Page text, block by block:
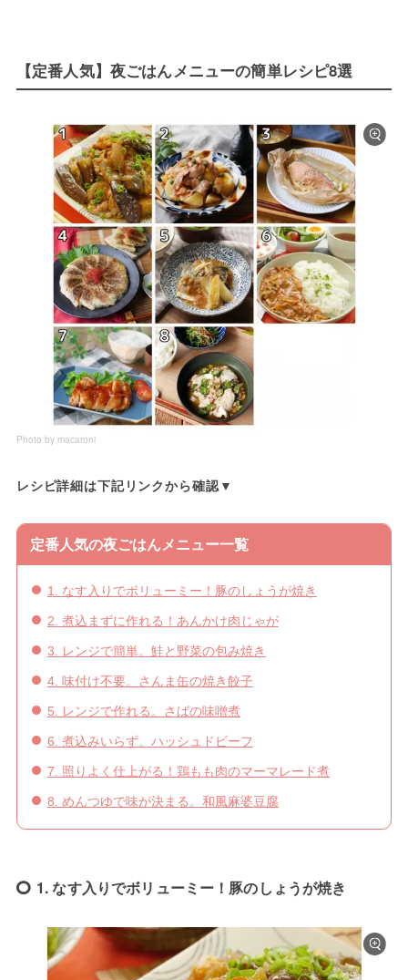
【定番人気】夜ごはんメニューの簡単レシピ8選
Photo by macaroni
レシピ詳細は下記リンクから確認▼
定番人気の夜ごはんメニュー一覧
1. なす入りでボリューミー！豚のしょうが焼き
2. 煮込まずに作れる！あんかけ肉じゃが
3. レンジで簡単。鮭と野菜の包み焼き
4. 味付け不要。さんま缶の焼き餃子
5. レンジで作れる。さばの味噌煮
6. 煮込みいらず。ハッシュドビーフ
7. 照りよく仕上がる！鶏もも肉のマーマレード煮
8. めんつゆで味が決まる。和風麻婆豆腐
1. なす入りでボリューミー！豚のしょうが焼き